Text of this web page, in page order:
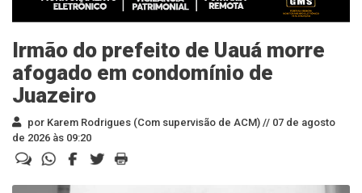
Irmão do prefeito de Uauá morre
afogado em condomínio de
Juazeiro
por Karem Rodrigues (Com supervisão de ACM) // 07 de agosto
de 2026 às 09:20